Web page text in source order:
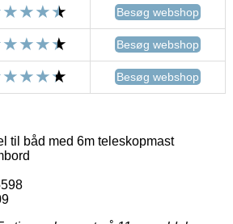
Besøg webshop
Besøg webshop
Besøg webshop
til båd med 6m teleskopmast